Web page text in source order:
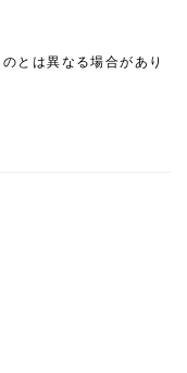
とは異なる場合があり